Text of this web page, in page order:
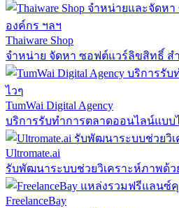
Thaiware Shop
จำหน่าย จัดหา ซอฟต์แวร์ลิขสิทธิ์ ส
TumWai Digital Agency
บริการรับทำการตลาดออนไลน์แบบ
Ultromate.ai
รับพัฒนาระบบช่วยวิเคราะห์ภาพด้ว
FreelanceBay